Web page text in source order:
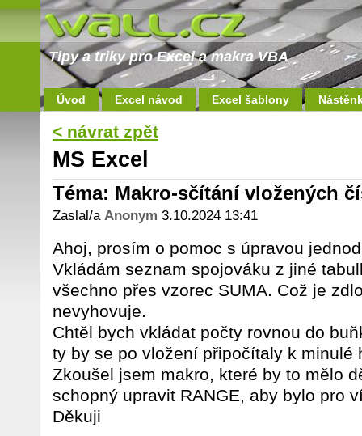
Tipy a triky pro Excel a makra VBA
Úvod Excel návod Excel šablony
< návrat zpět
MS Excel
Téma: Makro-sčítání vložených
Zaslal/a Anonym 3.10.2024 13:41
Ahoj, prosím o pomoc s úpravou
Vkládám seznam spojováku z jiné
všechno přes vzorec SUMA. Což je
nevyhovuje.
Chtěl bych vkládat počty rovnou do
ty by se po vložení připočítaly k minulé
Zkoušel jsem makro, které by to mělo
schopný upravit RANGE, aby bylo pro
Děkuji